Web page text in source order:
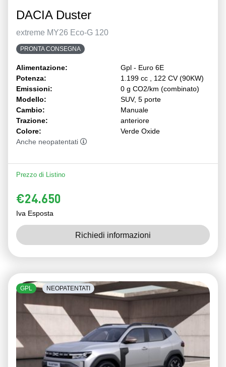
DACIA Duster
extreme MY26 Eco-G 120
PRONTA CONSEGNA
Alimentazione:
Gpl - Euro 6E
Potenza:
1.199 cc , 122 CV (90KW)
Emissioni:
0 g CO2/km (combinato)
Modello:
SUV, 5 porte
Cambio:
Manuale
Trazione:
anteriore
Colore:
Verde Oxide
Anche neopatentati
Prezzo di Listino
€24.650
Iva Esposta
Richiedi informazioni
GPL NEOPATENTATI